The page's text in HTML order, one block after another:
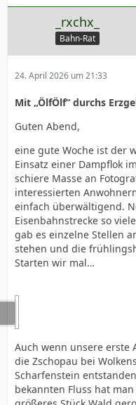
_rxchx_
Bahn-Rat
24. April 2026 um 21:33
Mit „ÖlfÖlf“ durchs
Guten Abend,
eine gute Woche ist der
Einsatz einer Dampflok
schiere Masse an
interessierten
einfach überwältigend.
Eisenbahnstrecke so
gab es einzelne Stellen
stehen und die
Starten wir mal…
Auch wenn unsere erste
die Zschopau bei
Scharfenstein
bekannten Fluss hat